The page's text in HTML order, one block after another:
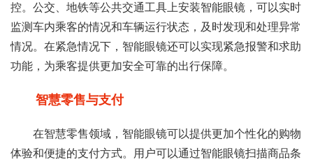
控。公交、地铁等公共交通工具上安装智能眼镜，可以实时
监测车内乘客的情况和车辆运行状态，及时发现和处理异常
情况。在紧急情况下，智能眼镜还可以实现紧急报警和求助
功能，为乘客提供更加安全可靠的出行保障。
智慧零售与支付
在智慧零售领域，智能眼镜可以提供更加个性化的购物
体验和便捷的支付方式。用户可以通过智能眼镜扫描商品条